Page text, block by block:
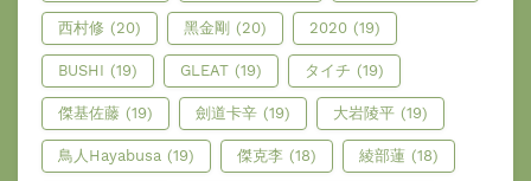
西村修 (20) 黑金剛 (20) 2020 (19)
BUSHI (19) GLEAT (19) タイチ (19)
傑基佐藤 (19) 劍道卡辛 (19) 大岩陵平 (19)
鳥人Hayabusa (19) 傑克李 (18) 綾部蓮 (18)